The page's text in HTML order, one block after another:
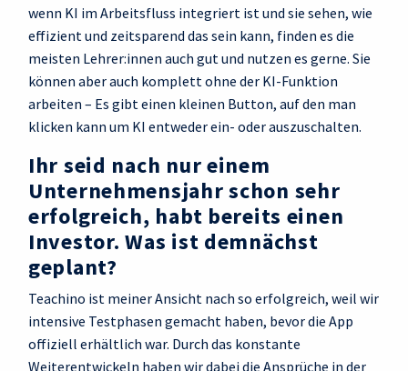
wenn KI im Arbeitsfluss integriert ist und sie sehen, wie
effizient und zeitsparend das sein kann, finden es die
meisten Lehrer:innen auch gut und nutzen es gerne. Sie
können aber auch komplett ohne der KI-Funktion
arbeiten – Es gibt einen kleinen Button, auf den man
klicken kann um KI entweder ein- oder auszuschalten.
Ihr seid nach nur einem
Unternehmensjahr schon sehr
erfolgreich, habt bereits einen
Investor. Was ist demnächst
geplant?
Teachino ist meiner Ansicht nach so erfolgreich, weil wir
intensive Testphasen gemacht haben, bevor die App
offiziell erhältlich war. Durch das konstante
Weiterentwickeln haben wir dabei die Ansprüche in der